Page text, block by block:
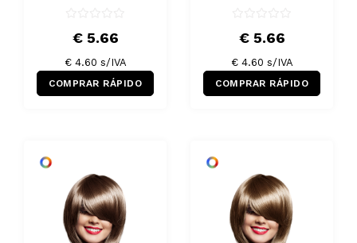
€ 5.66
€ 4.60 s/IVA
COMPRAR RÁPIDO
€ 5.66
€ 4.60 s/IVA
COMPRAR RÁPIDO